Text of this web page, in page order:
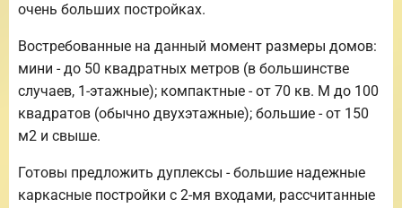
очень больших постройках.
Востребованные на данный момент размеры домов:
мини - до 50 квадратных метров (в большинстве
случаев, 1-этажные); компактные - от 70 кв. М до 100
квадратов (обычно двухэтажные); большие - от 150
м2 и свыше.
Готовы предложить дуплексы - большие надежные
каркасные постройки с 2-мя входами, рассчитанные